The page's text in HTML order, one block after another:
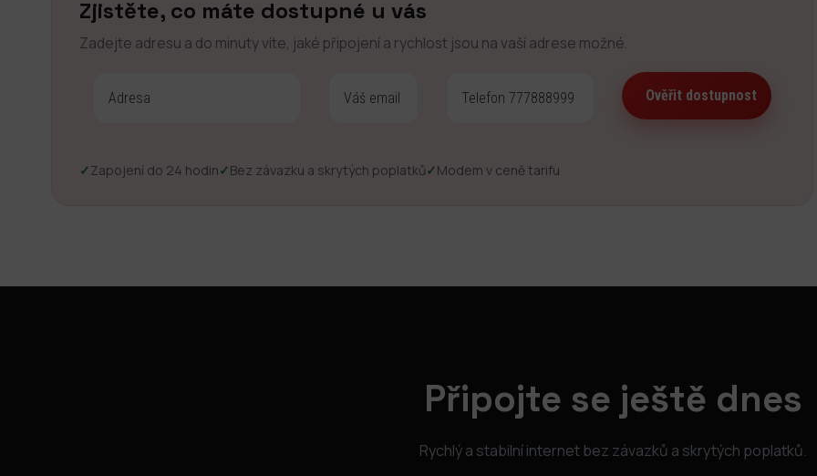
Zjistěte, co máte dostupné u vás
Zadejte adresu a do minuty víte, jaké připojení a rychlost jsou na vaší adrese možné.
✓Zapojení do 24 hodin✓Bez závazku a skrytých poplatků✓Modem v ceně tarifu
Připojte se ještě dnes
Rychlý a stabilní internet bez závazků a skrytých poplatků.